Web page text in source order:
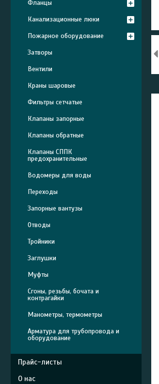
Фланцы
Канализационные люки
Пожарное оборудование
Затворы
Вентили
Краны шаровые
Фильтры сетчатые
Клапаны запорные
Клапаны обратные
Клапаны СППК
предохранительные
Водомеры для воды
Переходы
Запорные вантузы
Отводы
Тройники
Заглушки
Муфты
Сгоны, резьбы, бочата и
контрагайки
Манометры, термометры
Арматура для трубопровода и
оборудование
Прайс-листы
О нас